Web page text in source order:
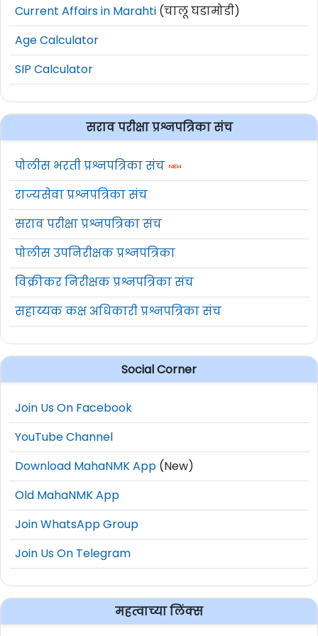
महिला गटात १६२ संघ सहभागी होणार आहेत.
यजमान भारताला प्रत्येक गटात दोन संघ
खेळवण्याची मुभा होती. याचप्रमाणे सहभागी
संघांचा आकडा विषम झाल्यामुळे आणखी एकेक
संघ खेळवायची संधी मिळाली.
हजार कोटींच्या प्रकल्प अहवालासही मंजुरी :
उच्चदाब उपसा सिंचन योजना आणि लघुदाब उपसा
सिंचन योजनेतील शेतकऱ्यांना वीदजरात सवलत
देण्यासाठी ३५८ कोटी रुपये महावितरणला देण्यास
बुधवारी राज्य मंत्रिमंडळात मंजुरी देण्यात आली.
त्याचबरोबर वीज यंत्रणा सक्षम करण्यासाठी आणि
वीजहानी कमी करण्यासाठी प्रीपेड वीजमीटर
बसवणे, नवीन उपकेंद्र-रोहित्रे बसवणे आदींच्या
बेस्टच्या ३ हजार कोटी रुपयांच्या प्रकल्प
राज्यातील कृषीपंप ग्राहकांना दिलासा देणारा
अति उच्चदाब व उच्चदाब उपसा जलसिंचन
योजनेतील शेतकऱ्यांना जून २०२१ पासून
वीजदरात १ रुपया १६ पैसे प्रति युनिट व स्थिर
आकारामध्ये २५ रुपये प्रति केव्हीए ही सवलत
कायम ठेवण्यासाठी ३५१ कोटी ५७ लाख रुपये
निर्णय बैठकीत घेण्यात आला. लघुदाब उपसा
जलसिंचन ग्राहकांना १ रुपया प्रति युनिट हा
Current Affairs in Marahti (चालू घडामोडी)
Age Calculator
SIP Calculator
सराव परीक्षा प्रश्नपत्रिका संच
पोलीस भरती प्रश्नपत्रिका संच
राज्यसेवा प्रश्नपत्रिका संच
सराव परीक्षा प्रश्नपत्रिका संच
पोलीस उपनिरीक्षक प्रश्नपत्रिका
विक्रीकर निरीक्षक प्रश्नपत्रिका संच
सहाय्यक कक्ष अधिकारी प्रश्नपत्रिका संच
Social Corner
Join Us On Facebook
YouTube Channel
Download MahaNMK App (New)
Old MahaNMK App
Join WhatsApp Group
Join Us On Telegram
महत्वाच्या लिंक्स